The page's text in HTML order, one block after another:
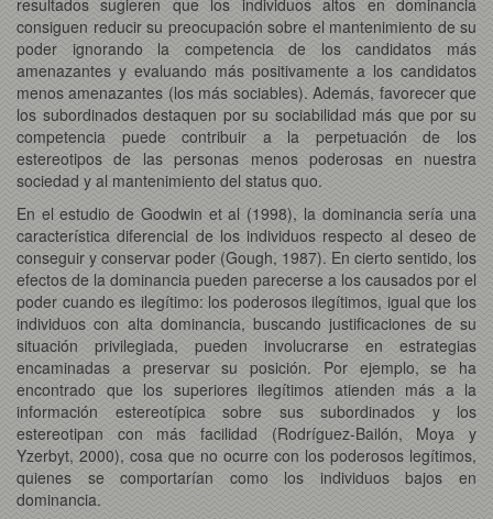
consiguen reducir su preocupación sobre el mantenimiento de su
poder ignorando la competencia de los candidatos más
amenazantes y evaluando más positivamente a los candidatos
menos amenazantes (los más sociables). Además, favorecer que
los subordinados destaquen por su sociabilidad más que por su
competencia puede contribuir a la perpetuación de los
estereotipos de las personas menos poderosas en nuestra
sociedad y al mantenimiento del status quo.
En el estudio de Goodwin et al (1998), la dominancia sería una
característica diferencial de los individuos respecto al deseo de
conseguir y conservar poder (Gough, 1987). En cierto sentido, los
efectos de la dominancia pueden parecerse a los causados por el
poder cuando es ilegítimo: los poderosos ilegítimos, igual que los
individuos con alta dominancia, buscando justificaciones de su
situación privilegiada, pueden involucrarse en estrategias
encaminadas a preservar su posición. Por ejemplo, se ha
encontrado que los superiores ilegítimos atienden más a la
información estereotípica sobre sus subordinados y los
estereotipan con más facilidad (Rodríguez-Bailón, Moya y
Yzerbyt, 2000), cosa que no ocurre con los poderosos legítimos,
quienes se comportarían como los individuos bajos en
dominancia.